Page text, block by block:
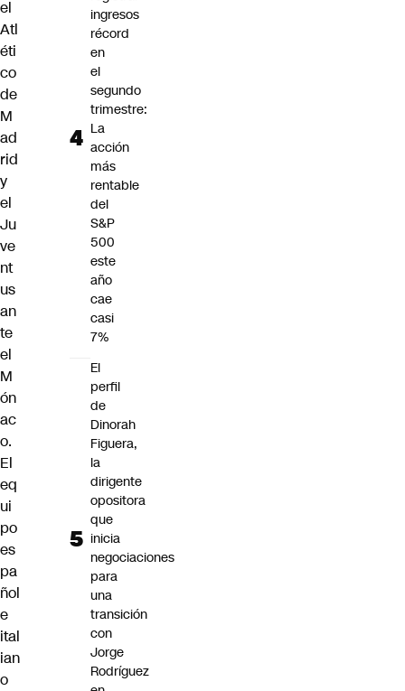
el
Atl
éti
co
de
M
ad
rid
y
el
Ju
ve
nt
us
an
te
el
M
ón
ac
o.
El
eq
ui
po
es
pa
ñol
e
ital
ian
o
ingresos
récord
en
el
segundo
trimestre:
La
acción
más
rentable
del
S&P
500
este
año
cae
casi
7%
El
perfil
de
Dinorah
Figuera,
la
dirigente
opositora
que
inicia
negociaciones
para
una
transición
con
Jorge
Rodríguez